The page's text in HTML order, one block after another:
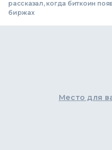
рассказал, когда биткоин
биржах
Место для